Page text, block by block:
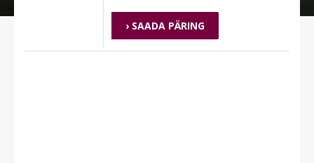
› SAADA PÄRING